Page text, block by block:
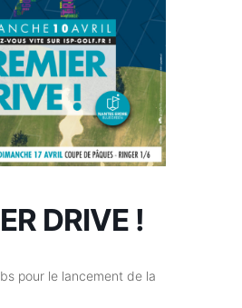
DRIVE !
pour le lancement de la